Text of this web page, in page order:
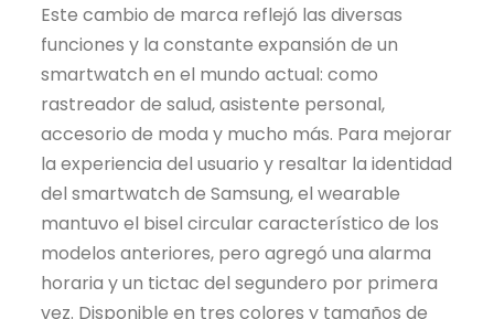
Este cambio de marca reflejó las diversas
funciones y la constante expansión de un
smartwatch en el mundo actual: como
rastreador de salud, asistente personal,
accesorio de moda y mucho más. Para mejorar
la experiencia del usuario y resaltar la identidad
del smartwatch de Samsung, el wearable
mantuvo el bisel circular característico de los
modelos anteriores, pero agregó una alarma
horaria y un tictac del segundero por primera
vez. Disponible en tres colores y tamaños de